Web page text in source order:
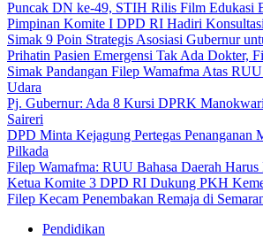
Puncak DN ke-49, STIH Rilis Film Edukasi
Pimpinan Komite I DPD RI Hadiri
Simak 9 Poin Strategis Asosiasi Gubernur
Prihatin Pasien Emergensi Tak Ada Dokter,
Simak Pandangan Filep Wamafma Atas
Udara
Pj. Gubernur: Ada 8 Kursi DPRK
Saireri
DPD Minta Kejagung Pertegas Penanganan
Pilkada
Filep Wamafma: RUU Bahasa Daerah Harus
Ketua Komite 3 DPD RI Dukung PKH
Filep Kecam Penembakan Remaja di
Pendidikan